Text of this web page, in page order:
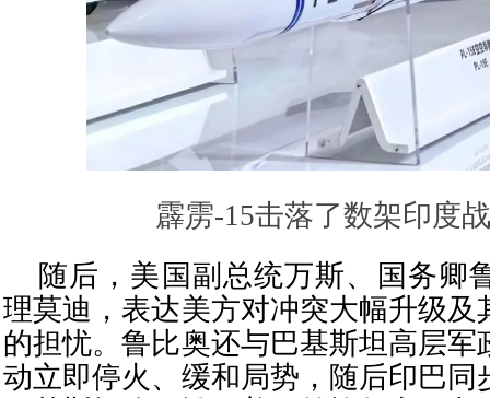
霹雳-15击落了数架印度
随后，美国副总统万斯、国务卿
理莫迪，表达美方对冲突大幅升级及
的担忧。鲁比奥还与巴基斯坦高层军
动立即停火、缓和局势，随后印巴同